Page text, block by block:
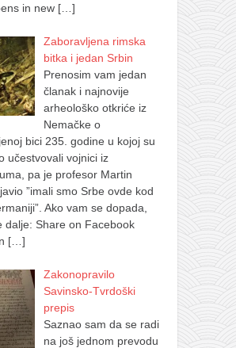
in new […]
Zaboravljena rimska
bitka i jedan Srbin
Prenosim vam jedan
članak i najnovije
arheološko otkriće iz
Nemačke o
bici 235. godine u kojoj su
učestvovali vojnici iz
pa je profesor Martin
”imali smo Srbe ovde kod
Ako vam se dopada,
dalje: Share on Facebook
[…]
Zakonopravilo
Savinsko-Tvrdoški
prepis
Saznao sam da se radi
na još jednom prevodu